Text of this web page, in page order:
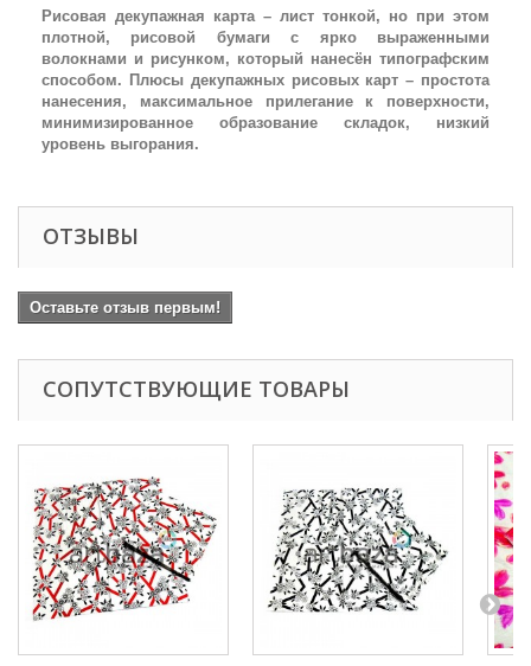
Рисовая декупажная карта – лист тонкой, но при этом
плотной, рисовой бумаги с ярко выраженными
волокнами и рисунком, который нанесён типографским
способом. Плюсы декупажных рисовых карт – простота
нанесения, максимальное прилегание к поверхности,
минимизированное образование складок, низкий
уровень выгорания.
ОТЗЫВЫ
Оставьте отзыв первым!
СОПУТСТВУЮЩИЕ ТОВАРЫ